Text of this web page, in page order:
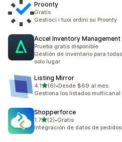
Proonty
Gratis
Gestisci i tuoi ordini su Proonty
Accel Inventory Management
Prueba gratis disponible
Gestión de inventario para
solo lugar.
Listing Mirror
4.1de 5 estrellas
(6)
6 reseñas en total
•Desde $69 al mes
Gestiona los listados
Shopperforce
1.7de 5 estrellas
(2)
2 reseñas en total
•Gratis
Integración de datos de